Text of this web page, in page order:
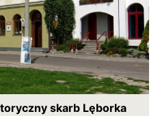
skarb Lęborka